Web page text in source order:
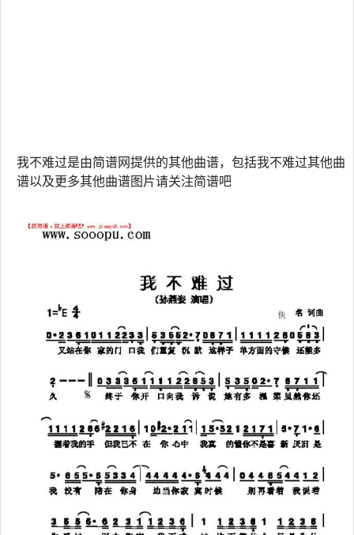
我不难过是由简谱网提供的其他曲谱，包括我不难过其他曲
谱以及更多其他曲谱图片请关注简谱吧